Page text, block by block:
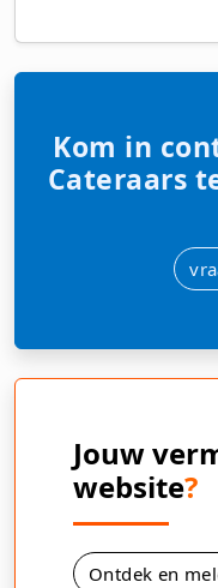
Kom in
Cateraars
Jouw
website?
Ontdek en